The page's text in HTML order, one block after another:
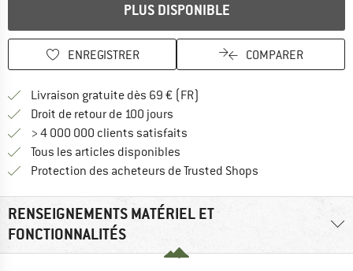
PLUS DISPONIBLE
ENREGISTRER COMPARER
Livraison gratuite dès 69 € (FR)
Droit de retour de 100 jours
> 4 000 000 clients satisfaits
Tous les articles disponibles
Protection des acheteurs de Trusted Shops
RENSEIGNEMENTS MATÉRIEL ET
FONCTIONNALITÉS